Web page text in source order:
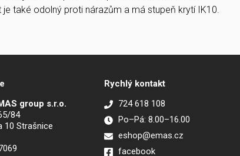
také odolný proti nárazům a má stupeň krytí IK10.
group s.r.o.
84
10 Strašnice
Rychlý kontakt
724 618 108
Po–Pá: 8.00–16.00
eshop@emas.cz
facebook